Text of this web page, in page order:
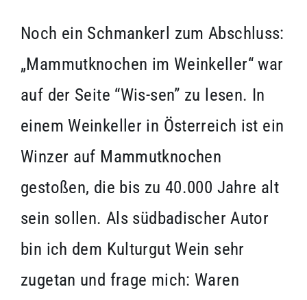
Noch ein Schmankerl zum Abschluss:
„Mammutknochen im Weinkeller“ war
auf der Seite “Wis-sen” zu lesen. In
einem Weinkeller in Österreich ist ein
Winzer auf Mammutknochen
gestoßen, die bis zu 40.000 Jahre alt
sein sollen. Als südbadischer Autor
bin ich dem Kulturgut Wein sehr
zugetan und frage mich: Waren